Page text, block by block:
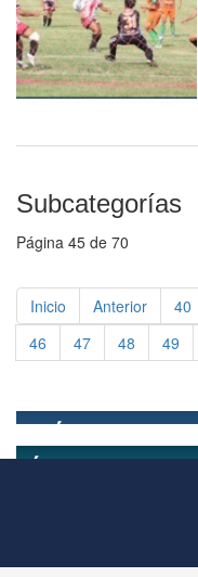
Subcategorías
Página 45 de 70
Inicio Anterior 40
46
47 48 49